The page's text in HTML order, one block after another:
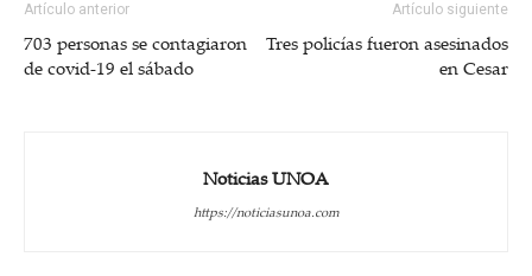
Artículo anterior
703 personas se contagiaron
de covid-19 el sábado
Artículo siguiente
Tres policías fueron asesinados
en Cesar
Noticias UNOA
https://noticiasunoa.com